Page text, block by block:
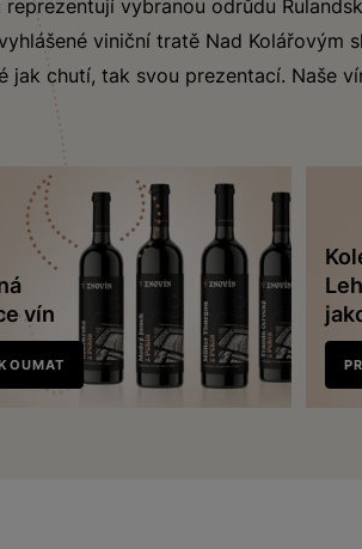
vybranou odrůdu
viniční tratě Nad Kolářovým
chutí, tak svou prezentací. Naše
vín